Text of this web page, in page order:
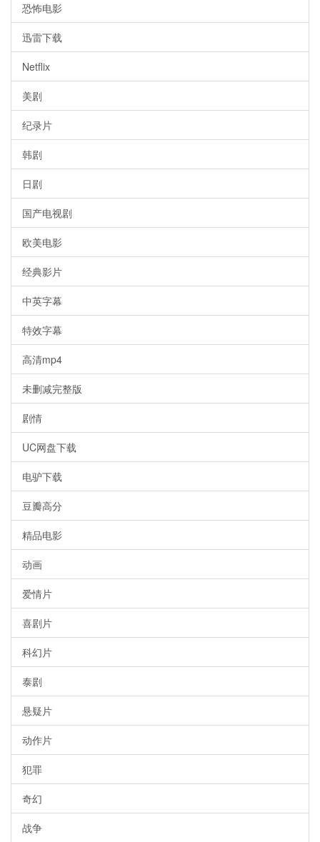
恐怖电影
迅雷下载
Netflix
美剧
纪录片
韩剧
日剧
国产电视剧
欧美电影
经典影片
中英字幕
特效字幕
高清mp4
未删减完整版
剧情
UC网盘下载
电驴下载
豆瓣高分
精品电影
动画
爱情片
喜剧片
科幻片
泰剧
悬疑片
动作片
犯罪
奇幻
战争